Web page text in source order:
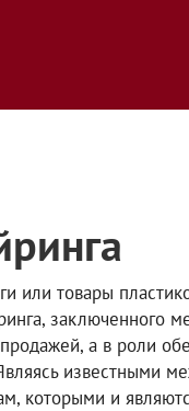
или товары
заключенного
а в роли
известными
которыми и